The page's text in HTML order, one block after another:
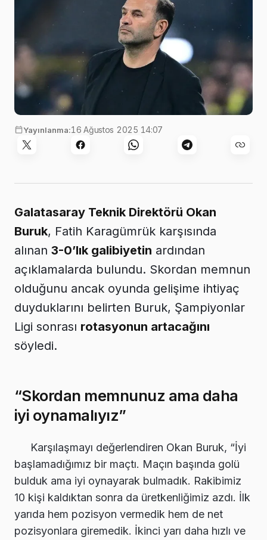
Yayınlanma:16 Ağustos 2025 14:07
Galatasaray Teknik Direktörü Okan
Buruk, Fatih Karagümrük karşısında
alınan 3-0’lık galibiyetin ardından
açıklamalarda bulundu. Skordan memnun
olduğunu ancak oyunda gelişime ihtiyaç
duyduklarını belirten Buruk, Şampiyonlar
Ligi sonrası rotasyonun artacağını
söyledi.
“Skordan memnunuz ama daha
iyi oynamalıyız”
Karşılaşmayı değerlendiren Okan Buruk, “İyi
başlamadığımız bir maçtı. Maçın başında golü
bulduk ama iyi oynayarak bulmadık. Rakibimiz
10 kişi kaldıktan sonra da üretkenliğimiz azdı. İlk
yarıda hem pozisyon vermedik hem de net
pozisyonlara giremedik. İkinci yarı daha hızlı ve